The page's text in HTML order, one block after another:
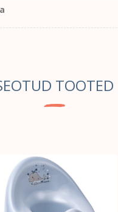
TOOTED